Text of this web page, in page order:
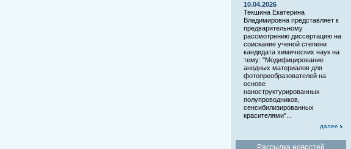
10.04.2026
Текшина Екатерина
Владимировна представляет к
предварительному
рассмотрению диссертацию на
соискание ученой степени
кандидата химических наук на
тему: "Модифицирование
анодных материалов для
фотопреобразователей на
основе
наноструктурированных
полупроводников,
сенсибилизированных
красителями"...
далее